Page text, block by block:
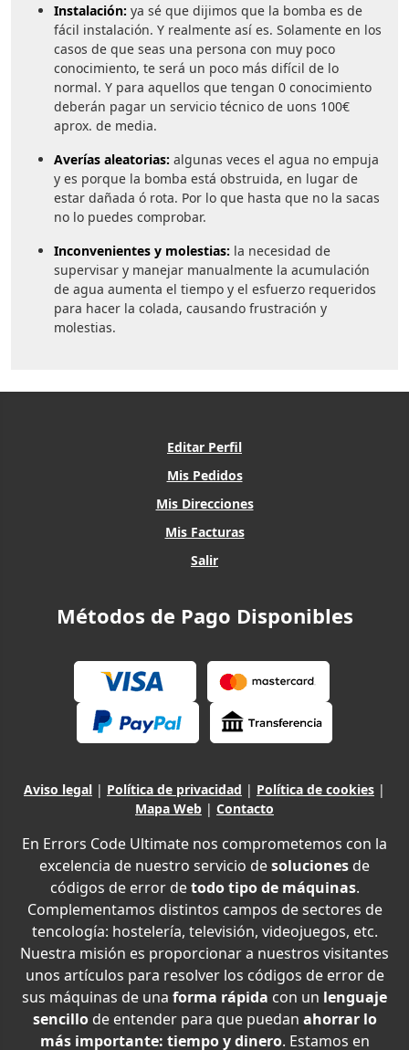
Instalación: ya sé que dijimos que la bomba es de
fácil instalación. Y realmente así es. Solamente en los
casos de que seas una persona con muy poco
conocimiento, te será un poco más difícil de lo
normal. Y para aquellos que tengan 0 conocimiento
deberán pagar un servicio técnico de uons 100€
aprox. de media.
Averías aleatorias: algunas veces el agua no empuja
y es porque la bomba está obstruida, en lugar de
estar dañada ó rota. Por lo que hasta que no la sacas
no lo puedes comprobar.
Inconvenientes y molestias: la necesidad de
supervisar y manejar manualmente la acumulación
de agua aumenta el tiempo y el esfuerzo requeridos
para hacer la colada, causando frustración y
molestias.
Editar Perfil
Mis Pedidos
Mis Direcciones
Mis Facturas
Salir
Métodos de Pago Disponibles
Aviso legal | Política de privacidad | Política de cookies |
Mapa Web | Contacto
En Errors Code Ultimate nos comprometemos con la
excelencia de nuestro servicio desoluciones de
códigos de error detodo tipo de máquinas.
Complementamos distintos campos de sectores de
tencología: hostelería, televisión, videojuegos, etc.
Nuestra misión es proporcionar a nuestros visitantes
unos artículos para resolver los códigos de error de
sus máquinas de una forma rápida con un lenguaje
sencillode entender para que puedan ahorrar lo
más importante: tiempo y dinero. Estamos en